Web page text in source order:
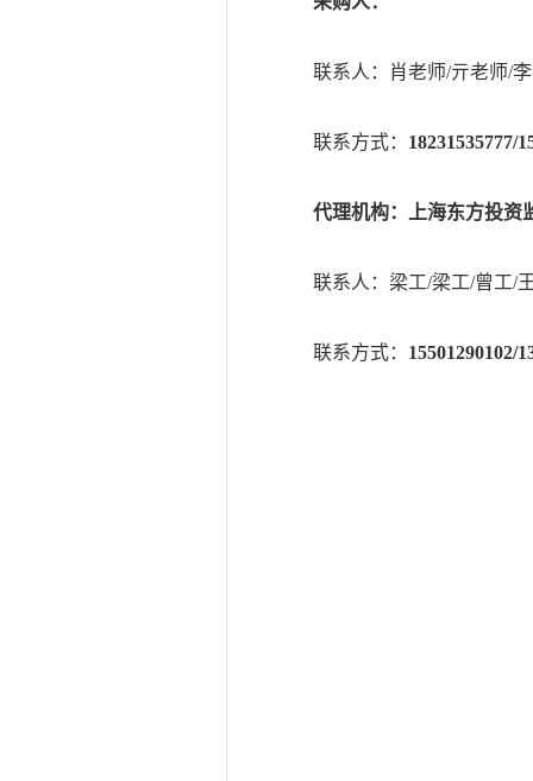
联系人：肖老师/亓老师/
联系方式： 18231535777/
代理机构：上海东方投资
联系人：梁工/梁工/曾工/
联系方式： 15501290102/